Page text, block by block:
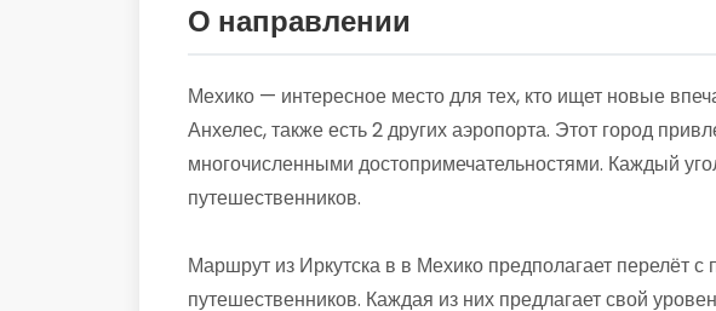
О направлении
Мехико — интересное место для тех, кто ищет новые
Анхелес, также есть 2 других аэропорта. Этот город
многочисленными достопримечательностями. Каждый
путешественников.
Маршрут из Иркутска в в Мехико предполагает перелёт
путешественников. Каждая из них предлагает свой